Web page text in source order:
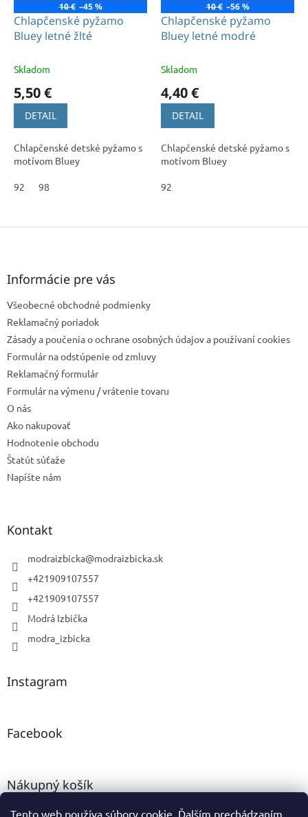
Tento web používa súbory cookie. Ďalším prechádzaním
10 € –45 %
Chlapčenské pyžamo
Bluey letné žlté
Skladom
5,50 €
DETAIL
Chlapčenské detské pyžamo s
motívom Bluey
92 98
10 € –56 %
Chlapčenské pyžamo
Bluey letné modré
Skladom
4,40 €
DETAIL
Chlapčenské detské pyžamo s
motívom Bluey
92
Z
Informácie pre vás
Všeobecné obchodné podmienky
Reklamačný poriadok
Zásady a poučenia o ochrane osobných údajov a používaní cookies
Formulár na odstúpenie od zmluvy
Reklamačný formulár
Formulár na výmenu / vrátenie tovaru
O nás
Ako nakupovať
Hodnotenie obchodu
Štatút súťaže
Napíšte nám
Kontakt
modraizbicka@modraizbicka.sk
+421909107557
+421909107557
Modrá Izbička
modra_izbicka
Instagram
Facebook
Nákupný košík